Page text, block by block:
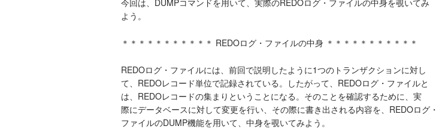
今回は、DUMPコマンドを用いて、実際のREDOログ・ファイルの中身を覗いてみ
よう。
＊＊＊＊＊＊＊＊＊＊＊ REDOログ・ファイルの中身 ＊＊＊＊＊＊＊＊＊＊＊
REDOログ・ファイルには、前回で説明したように1つのトランザクションに対し
て、REDOレコード単位で記録されている。したがって、REDOログ・ファイルと
は、REDOレコードの集まりということになる。そのことを確認するために、実
際にデータベースに対して変更を行い、その際に書き出される内容を、REDOログ・
ファイルのDUMP機能を用いて、中身を覗いてみよう。